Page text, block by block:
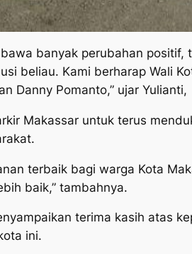
banyak perubahan
beliau. Kami berharap Wali
Danny Pomanto,” ujar Yulianti,
Makassar untuk terus
terbaik bagi warga Kota
baik,” tambahnya.
terima kasih atas
ini.